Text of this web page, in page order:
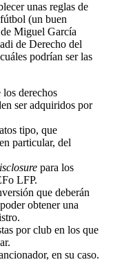
unas reglas de
(un buen
Miguel García
de Derecho del
podrían ser las
derechos
ser adquiridos por
tipo, que
particular, del
para los
LFP.
que deberán
obtener una
por club en los que
en su caso.